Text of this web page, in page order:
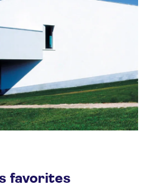
favorites